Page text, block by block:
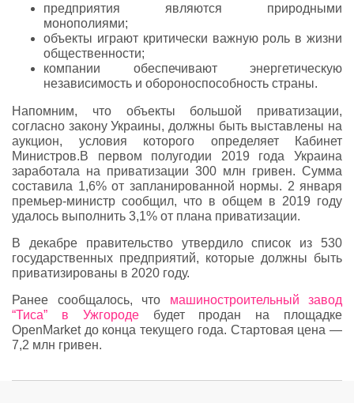
предприятия являются природными
монополиями;
объекты играют критически важную роль в жизни
общественности;
компании обеспечивают энергетическую
независимость и обороноспособность страны.
Напомним, что объекты большой приватизации,
согласно закону Украины, должны быть выставлены на
аукцион, условия которого определяет Кабинет
Министров.В первом полугодии 2019 года Украина
заработала на приватизации 300 млн гривен. Сумма
составила 1,6% от запланированной нормы. 2 января
премьер-министр сообщил, что в общем в 2019 году
удалось выполнить 3,1% от плана приватизации.
В декабре правительство утвердило список из 530
государственных предприятий, которые должны быть
приватизированы в 2020 году.
Ранее сообщалось, что машиностроительный завод
“Тиса” в Ужгородебудет продан на площадке
OpenMarket до конца текущего года. Стартовая цена —
7,2 млн гривен.